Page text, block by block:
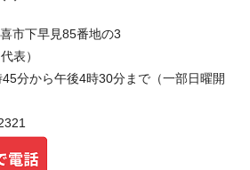
市下早見85番地の3
表）
分から午後4時30分まで（一部日曜開